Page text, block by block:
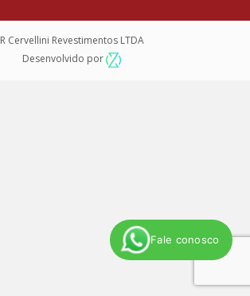
Fale conosco
R Cervellini Revestimentos LTDA
Desenvolvido por